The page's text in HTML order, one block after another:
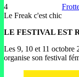
4
Le Freak c'est chic
LE FESTIVAL EST
Les 9, 10 et 11 octobre
organise son festival